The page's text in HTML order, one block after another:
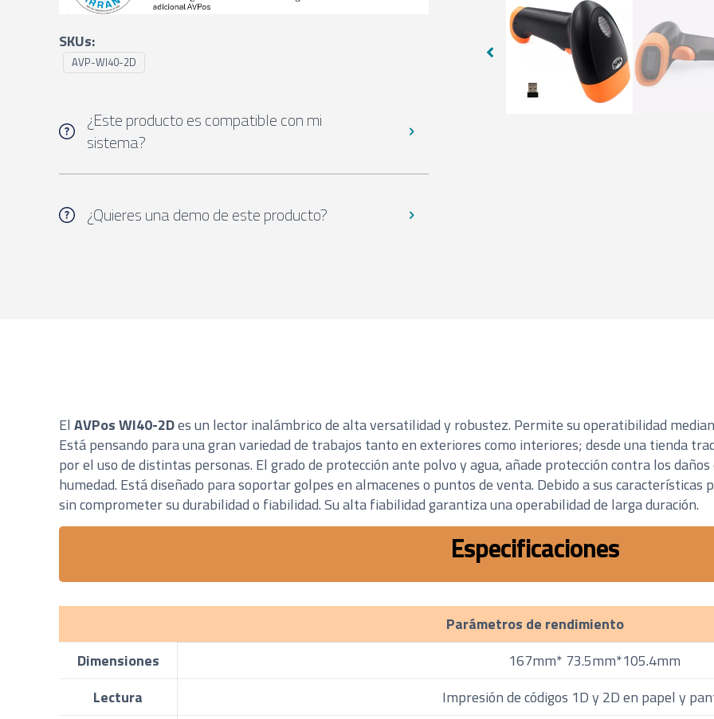
SKUs:
AVP-WI40-2D
¿Este producto es compatible con mi
sistema?
¿Quieres una demo de este producto?
ElAVPos WI40-2Des un lector inalámbrico de alta versatilidad y robustez. Permite su operatibilidad
Está pensando para una gran variedad de trabajos tanto en exteriores como interiores; desde una tienda
por el uso de distintas personas. El grado de protección ante polvo y agua, añade protección contra los
humedad. Está diseñado para soportar golpes en almacenes o puntos de venta. Debido a sus
sin comprometer su durabilidad o fiabilidad. Su alta fiabilidad garantiza una operabilidad de larga duración.
Especificaciones
Parámetros de rendimiento
Dimensiones
167mm* 73.5mm*105.4mm
Lectura
Impresión de códigos 1D y 2D en papel y